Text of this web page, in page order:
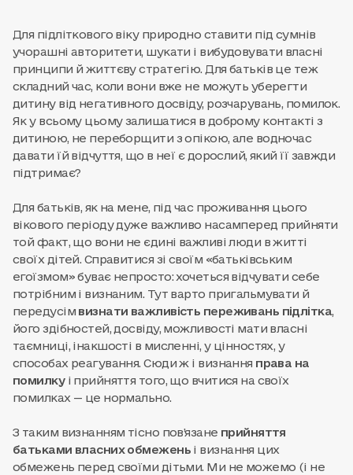
Для підліткового віку природно ставити під сумнів
учорашні авторитети, шукати і вибудовувати власні
принципи й життєву стратегію. Для батьків це теж
складний час, коли вони вже не можуть уберегти
дитину від негативного досвіду, розчарувань, помилок.
Як у всьому цьому залишатися в доброму контакті з
дитиною, не переборщити з опікою, але водночас
давати їй відчуття, що в неї є дорослий, який її завжди
підтримає?
Для батьків, як на мене, під час проживання цього
вікового періоду дуже важливо насамперед прийняти
той факт, що вони не єдині важливі люди в житті
своїх дітей. Справитися зі своїм «батьківським
егоїзмом» буває непросто: хочеться відчувати себе
потрібним і визнаним. Тут варто пригальмувати й
передусім визнати важливість переживань підлітка,
його здібностей, досвіду, можливості мати власні
таємниці, інакшості в мисленні, у цінностях, у
способах реагування. Сюди ж і визнання права на
помилкуі прийняття того, що вчитися на своїх
помилках — це нормально.
З таким визнанням тісно пов’язане прийняття
батьками власних обмежень і визнання цих
обмежень перед своїми дітьми. Ми не можемо (і не